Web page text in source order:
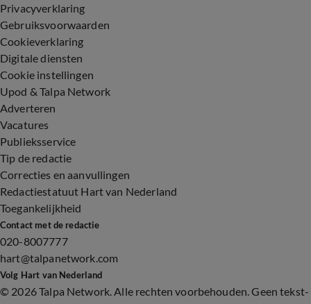
Privacyverklaring
Gebruiksvoorwaarden
Cookieverklaring
Digitale diensten
Cookie instellingen
Upod & Talpa Network
Adverteren
Vacatures
Publieksservice
Tip de redactie
Correcties en aanvullingen
Redactiestatuut Hart van Nederland
Toegankelijkheid
Contact met de redactie
020-8007777
hart@talpanetwork.com
Volg Hart van Nederland
© 2026 Talpa Network. Alle rechten voorbehouden. Geen tekst-